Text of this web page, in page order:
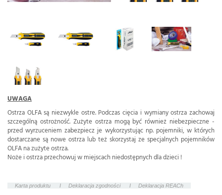
UWAGA
Ostrza OLFA są niezwykle ostre. Podczas cięcia i wymiany ostrza zachowaj
szczególną ostrożność. Zużyte ostrza mogą być również niebezpieczne -
przed wyrzuceniem zabezpiecz je wykorzystując np. pojemniki, w których
dostarczane są nowe ostrza lub też skorzystaj ze specjalnych pojemników
OLFA na zużyte ostrza.
Noże i ostrza przechowuj w miejscach niedostępnych dla dzieci !
Karta produktu I Deklaracja zgodności I Deklaracja REACh